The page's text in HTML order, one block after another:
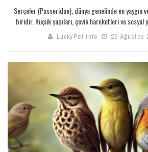
Serçeler (Passeridae), dünya genelinde en yaygın
biridir. Küçük yapıları, çevik hareketleri ve sosyal
LuckyPet info 29 Ağustos